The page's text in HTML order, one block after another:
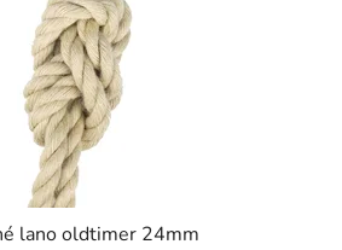
lano oldtimer 24mm